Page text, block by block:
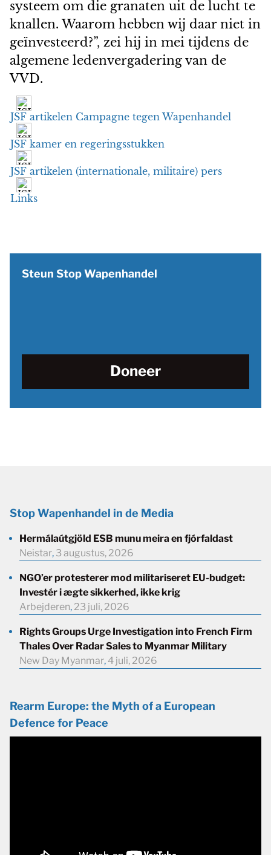
systeem om die granaten uit de lucht te
knallen. Waarom hebben wij daar niet in
geïnvesteerd?”, zei hij in mei tijdens de
algemene ledenvergadering van de
VVD.
JSF artikelen Campagne tegen Wapenhandel
JSF kamer en regeringsstukken
JSF artikelen (internationale, militaire) pers
Links
Steun Stop Wapenhandel
Doneer
Stop Wapenhandel in de Media
Hermálaútgjöld ESB munu meira en fjórfaldast
Neistar, 3 augustus, 2026
NGO’er protesterer mod militariseret EU-budget:
Investér i ægte sikkerhed, ikke krig
Arbejderen, 23 juli, 2026
Rights Groups Urge Investigation into French Firm
Thales Over Radar Sales to Myanmar Military
New Day Myanmar, 4 juli, 2026
Rearm Europe: the Myth of a European
Defence for Peace